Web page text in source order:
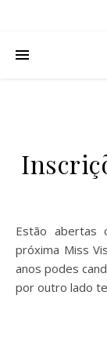
Estão abertas oficialmente as inscrições para seres a
próxima Miss
anos podes
por outro lado